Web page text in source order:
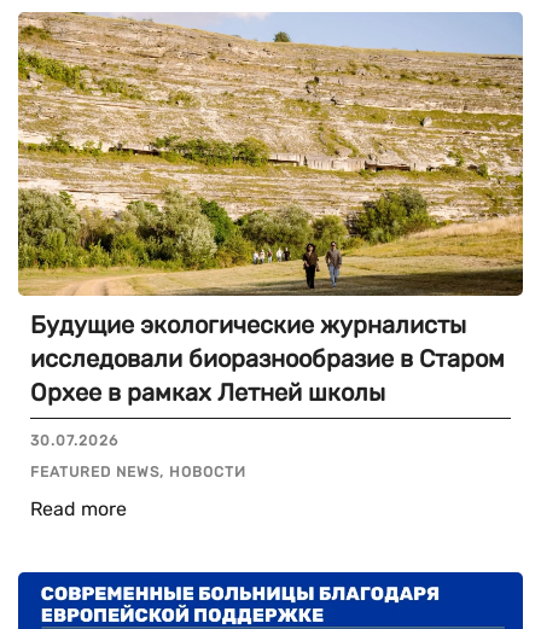
Будущие экологические журналисты
исследовали биоразнообразие в Старом
Орхее в рамках Летней школы
30.07.2026
FEATURED NEWS, НОВОСТИ
Read more